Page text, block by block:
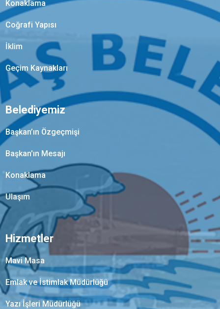
Konaklama
Coğrafi Yapısı
İklim
Geçim Kaynakları
Belediyemiz
Başkan’ın Özgeçmişi
Başkan'ın Mesajı
Konaklama
Ulaşım
Hizmetler
Mavi Masa
Emlak ve İstimlak Müdürlüğü
Yazı İşleri Müdürlüğü